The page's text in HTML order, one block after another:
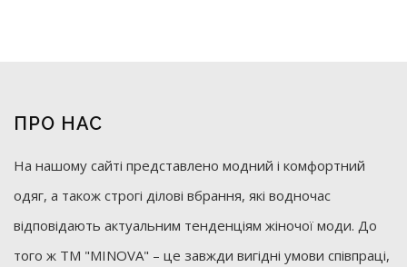
ПРО НАС
На нашому сайті представлено модний і комфортний
одяг, а також строгі ділові вбрання, які водночас
відповідають актуальним тенденціям жіночої моди. До
того ж ТМ "MINOVA" – це завжди вигідні умови співпраці,